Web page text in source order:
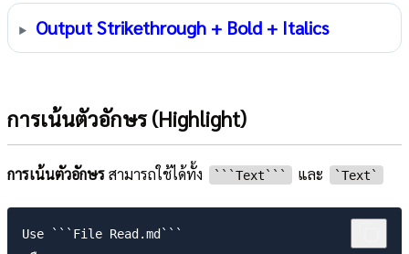
Output Strikethrough + Bold + Italics
การเน้นตัวอักษร (Highlight)
การเน้นตัวอักษรสามารถใช้ได้ทั้ง ```Text``` และ `Text`
Use ```File Read.md```